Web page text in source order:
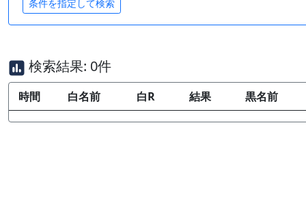
検索結果: 0件
時間 白名前 白R 結果 黒名前